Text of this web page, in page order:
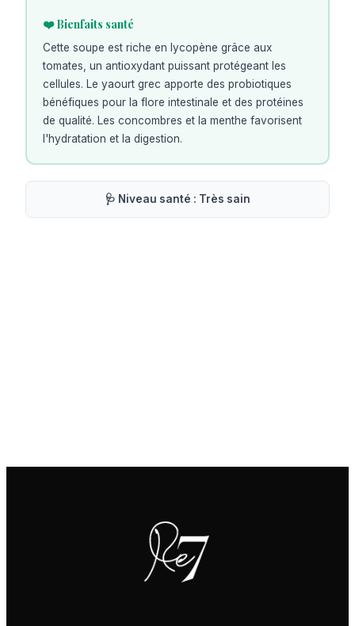
❤️ Bienfaits santé
Cette soupe est riche en lycopène grâce aux
tomates, un antioxydant puissant protégeant les
cellules. Le yaourt grec apporte des probiotiques
bénéfiques pour la flore intestinale et des protéines
de qualité. Les concombres et la menthe favorisent
l'hydratation et la digestion.
🩺 Niveau santé : Très sain